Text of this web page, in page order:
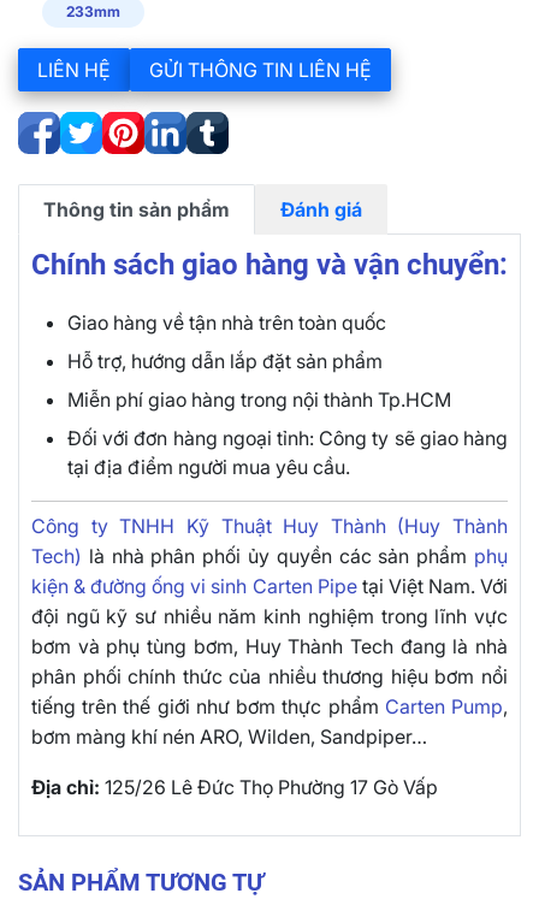
233mm
LIÊN HỆ GỬI THÔNG TIN LIÊN HỆ
Thông tin sản phẩm Đánh giá
Chính sách giao hàng và vận chuyển:
Giao hàng về tận nhà trên toàn quốc
Hỗ trợ, hướng dẫn lắp đặt sản phẩm
Miễn phí giao hàng trong nội thành Tp.HCM
Đối với đơn hàng ngoại tỉnh: Công ty sẽ giao hàng
tại địa điểm người mua yêu cầu.
Công ty TNHH Kỹ Thuật Huy Thành (Huy Thành
Tech) là nhà phân phối ủy quyền các sản phẩm phụ
kiện & đường ống vi sinh Carten Pipetại Việt Nam. Với
đội ngũ kỹ sư nhiều năm kinh nghiệm trong lĩnh vực
bơm và phụ tùng bơm, Huy Thành Tech đang là nhà
phân phối chính thức của nhiều thương hiệu bơm nổi
tiếng trên thế giới như bơm thực phẩm Carten Pump,
bơm màng khí nén ARO, Wilden, Sandpiper…
Địa chỉ: 125/26 Lê Đức Thọ Phường 17 Gò Vấp
SẢN PHẨM TƯƠNG TỰ